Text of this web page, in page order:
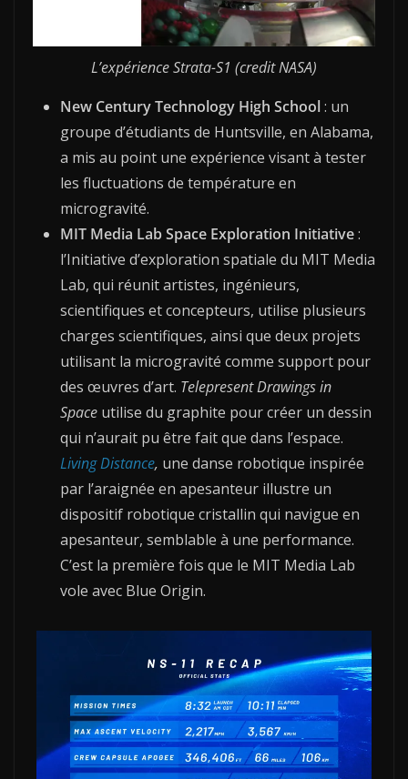
L’expérience Strata-S1 (credit NASA)
New Century Technology High School: un
groupe d’étudiants de Huntsville, en Alabama,
a mis au point une expérience visant à tester
les fluctuations de température en
microgravité.
MIT Media Lab Space Exploration Initiative:
l’Initiative d’exploration spatiale du MIT Media
Lab, qui réunit artistes, ingénieurs,
scientifiques et concepteurs, utilise plusieurs
charges scientifiques, ainsi que deux projets
utilisant la microgravité comme support pour
des œuvres d’art. Telepresent Drawings in
Space utilise du graphite pour créer un dessin
qui n’aurait pu être fait que dans l’espace.
Living Distance, une danse robotique inspirée
par l’araignée en apesanteur illustre un
dispositif robotique cristallin qui navigue en
apesanteur, semblable à une performance.
C’est la première fois que le MIT Media Lab
vole avec Blue Origin.